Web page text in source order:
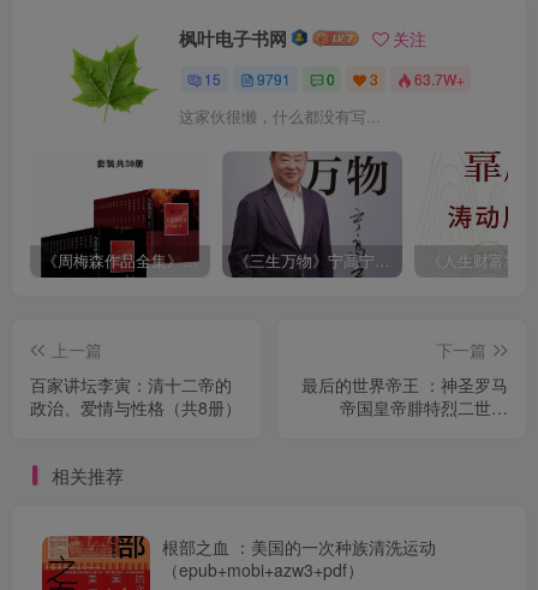
枫叶电子书网 关注
15 9791 0 3 63.7W+
这家伙很懒，什么都没有写...
《周梅森作品全集》[共30册] 《三生万物》宁高宁（epub+mobi+azw3+pdf）
上一篇
百家讲坛李寅：清十二帝的
政治、爱情与性格（共8册）
下一篇
最后的世界帝王 ：神圣罗马
帝国皇帝腓特烈二世传
相关推荐
根部之血 ：美国的一次种族清洗运动
（epub+mobi+azw3+pdf）